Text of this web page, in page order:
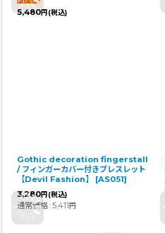
5,480円 (税込)
Gothic decoration fingerstall
/ フィンガーカバー付きブレスレット
【Devil Fashion】
[AS051]
3,280円 (税込)
通常価格: 5,411円